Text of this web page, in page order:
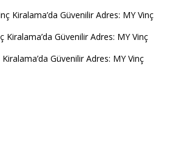
Kiralama’da Güvenilir Adres: MY Vinç
Kiralama’da Güvenilir Adres: MY Vinç
Güvenilir Adres: MY Vinç